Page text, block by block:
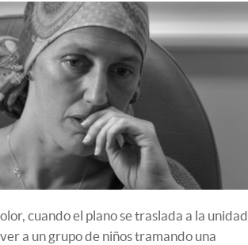
cuando el plano se traslada a la unidad
a un grupo de niños tramando una